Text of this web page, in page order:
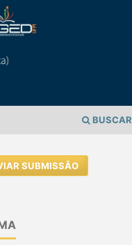
BUSCAR
SUBMISSÃO